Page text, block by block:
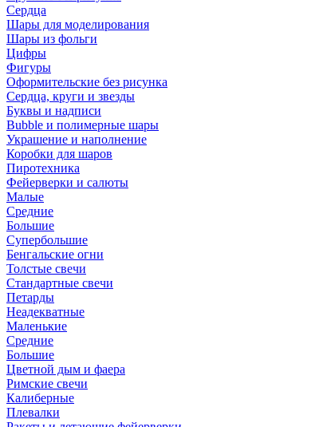
Сердца
Шары для моделирования
Шары из фольги
Цифры
Фигуры
Оформительские без рисунка
Сердца, круги и звезды
Буквы и надписи
Bubble и полимерные шары
Украшение и наполнение
Коробки для шаров
Пиротехника
Фейерверки и салюты
Малые
Средние
Большие
Супербольшие
Бенгальские огни
Толстые свечи
Стандартные свечи
Петарды
Неадекватные
Маленькие
Средние
Большие
Цветной дым и фаера
Римские свечи
Калиберные
Плевалки